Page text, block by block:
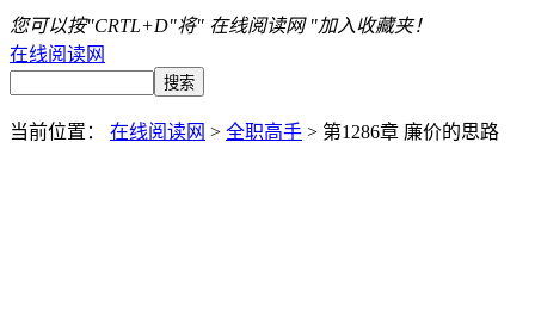
您可以按"CRTL+D"将" 在线阅读网 "加入收藏夹！
在线阅读网
当前位置： 在线阅读网 > 全职高手 > 第1286章 廉价的思路